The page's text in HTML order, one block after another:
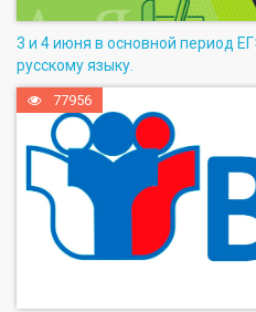
3 и 4 июня в основной период
русскому языку.
77956